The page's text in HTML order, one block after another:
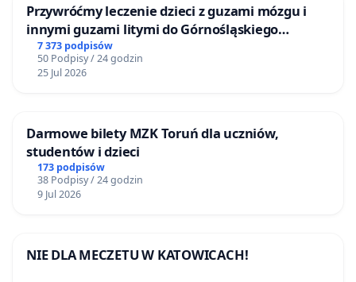
Przywróćmy leczenie dzieci z guzami mózgu i
innymi guzami litymi do Górnośląskiego
Centrum Zdrowia Dziecka w Katowicach
7 373 podpisów
50 Podpisy / 24 godzin
25 Jul 2026
Darmowe bilety MZK Toruń dla uczniów,
studentów i dzieci
173 podpisów
38 Podpisy / 24 godzin
9 Jul 2026
NIE DLA MECZETU W KATOWICACH!